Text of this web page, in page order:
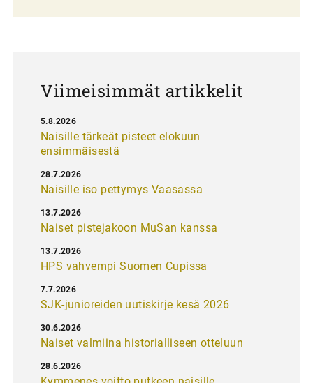
Viimeisimmät artikkelit
Naisille tärkeät pisteet elokuun
ensimmäisestä
5.8.2026
Naisille iso pettymys Vaasassa
28.7.2026
Naiset pistejakoon MuSan kanssa
13.7.2026
HPS vahvempi Suomen Cupissa
13.7.2026
SJK-junioreiden uutiskirje kesä 2026
7.7.2026
Naiset valmiina historialliseen otteluun
30.6.2026
28.6.2026